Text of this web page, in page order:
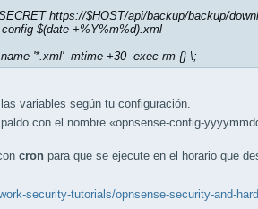
https://$HOST/api/backup/backup/
$(date +%Y%m%d).xml
'*.xml' -mtime +30 -exec rm {} \;
variables según tu configuración.
con el nombre «opnsense-config-
cron para que se ejecute en el horario que
security-tutorials/opnsense-security-and-